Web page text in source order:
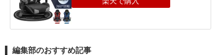
編集部のおすすめ記事